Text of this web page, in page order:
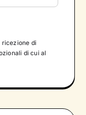
ricezione di
di cui al